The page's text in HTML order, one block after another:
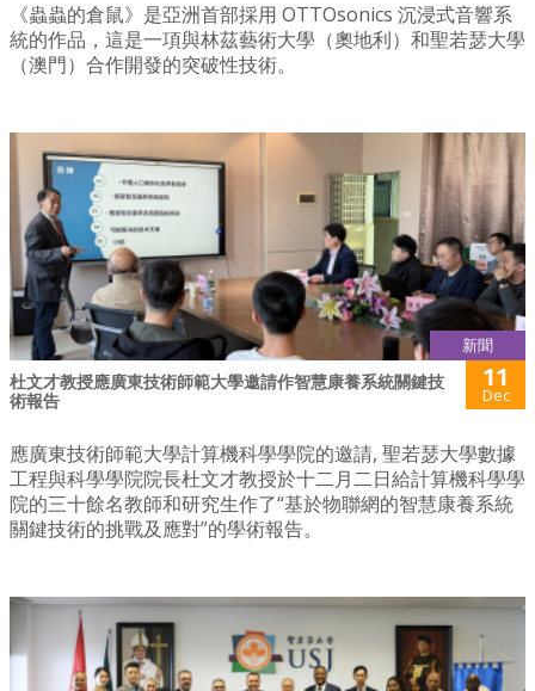
《蟲蟲的倉鼠》是亞洲首部採用 OTTOsonics 沉浸式音響系
統的作品，這是一項與林茲藝術大學（奧地利）和聖若瑟大學
（澳門）合作開發的突破性技術。
新聞
杜文才教授應廣東技術師範大學邀請作智慧康養系統關鍵技
術報告
11
Dec
應廣東技術師範大學計算機科學學院的邀請, 聖若瑟大學數據
工程與科學學院院長杜文才教授於十二月二日給計算機科學學
院的三十餘名教師和研究生作了“基於物聯網的智慧康養系統
關鍵技術的挑戰及應對”的學術報告。